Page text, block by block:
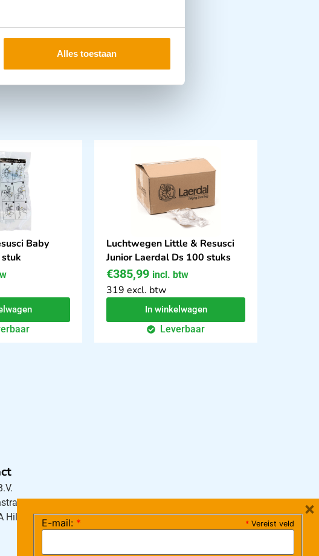
Alles toestaan
Baby
Luchtwegen Little & Resusci
Junior Laerdal Ds 100 stuks
€385,99 incl. btw
319 excl. btw
In winkelwagen
Leverbaar
5
Hillegom
* Vereist veld
E-mail: *
×